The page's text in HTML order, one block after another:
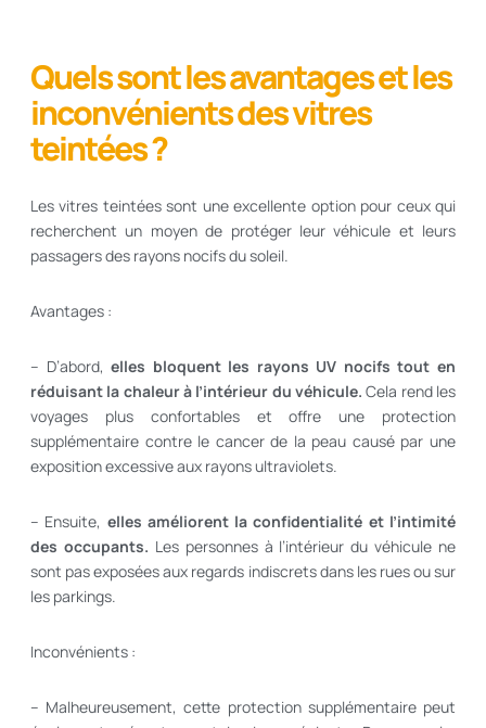
Quels sont les avantages et les
inconvénients des vitres
teintées ?
Les vitres teintées sont une excellente option pour ceux qui
recherchent un moyen de protéger leur véhicule et leurs
passagers des rayons nocifs du soleil.
Avantages :
– D’abord, elles bloquent les rayons UV nocifs tout en
réduisant la chaleur à l’intérieur du véhicule. Cela rend les
voyages plus confortables et offre une protection
supplémentaire contre le cancer de la peau causé par une
exposition excessive aux rayons ultraviolets.
– Ensuite, elles améliorent la confidentialité et l’intimité
des occupants. Les personnes à l’intérieur du véhicule ne
sont pas exposées aux regards indiscrets dans les rues ou sur
les parkings.
Inconvénients :
– Malheureusement, cette protection supplémentaire peut